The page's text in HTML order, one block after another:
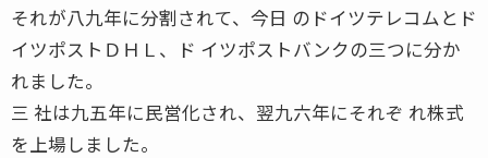
それが八九年に分割されて、今日 のドイツテレコムとド
イツポストＤＨＬ、ド イツポストバンクの三つに分か
れました。
三 社は九五年に民営化され、翌九六年にそれぞ れ株式
を上場しました。